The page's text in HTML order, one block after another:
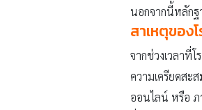
นอกจากนี้หลักฐ
สาเหตุของ
จากช่วงเวลาที่
ความเครียดสะ
ออนไลน์ หรือ ภ